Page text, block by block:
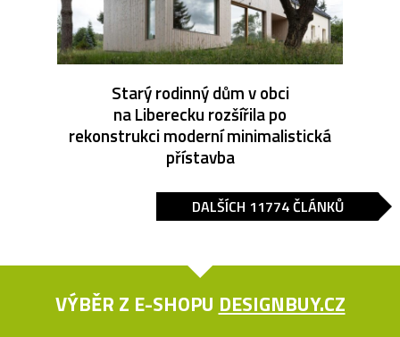
Starý rodinný dům v obci
na Liberecku rozšířila po
rekonstrukci moderní minimalistická
přístavba
DALŠÍCH 11774 ČLÁNKŮ
VÝBĚR Z E-SHOPU DESIGNBUY.CZ